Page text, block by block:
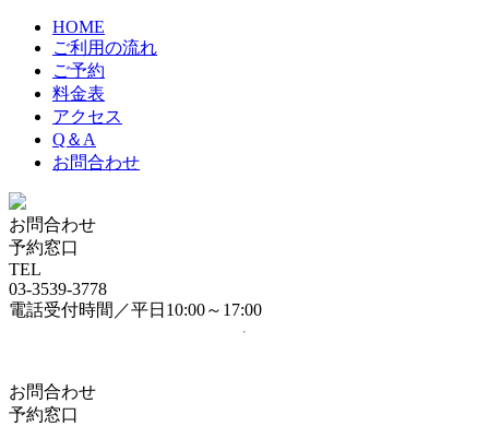
HOME
ご利用の流れ
ご予約
料金表
アクセス
Q＆A
お問合わせ
お問合わせ
予約窓口
TEL
03-3539-3778
電話受付時間／平日10:00～17:00
お問合わせ
予約窓口